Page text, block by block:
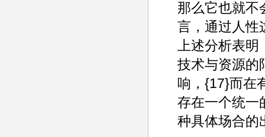
那么它也就不
言，通过人性
上述分析表
技术与资源的
响，{17}而在
存在一个统一
种具体场合的